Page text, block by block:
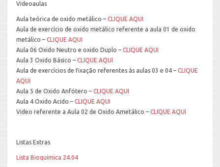
Videoaulas
Aula teórica de oxido metálico – CLIQUE AQUI
Aula de exercício de oxido metálico referente a aula 01 de oxido
metálico –CLIQUE AQUI
Aula 06 Oxido Neutro e oxido Duplo – CLIQUE AQUI
Aula 3 Oxido Básico – CLIQUE AQUI
Aula de exercícios de fixação referentes às aulas 03 e 04 –CLIQUE
AQUI
Aula 5 de Oxido Anfótero – CLIQUE AQUI
Aula 4 Oxido Acido – CLIQUE AQUI
Video referente a Aula 02 de Oxido Ametálico – CLIQUE AQUI
Listas Extras
Lista Bioquimica 24.04